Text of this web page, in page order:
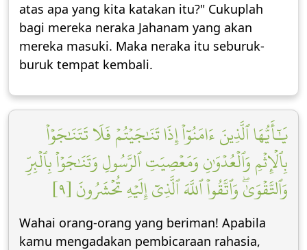
atas apa yang kita katakan itu?" Cukuplah
bagi mereka neraka Jahanam yang akan
mereka masuki. Maka neraka itu seburuk-
buruk tempat kembali.
يَٰٓأَيُّهَا ٱلَّذِينَ ءَامَنُوٓاْ إِذَا تَنَٰجَيۡتُمۡ فَلَا تَتَنَٰجَوۡاْ
بِٱلۡإِثۡمِ وَٱلۡعُدۡوَٰنِ وَمَعۡصِيَتِ ٱلرَّسُولِ وَتَنَٰجَوۡاْ بِٱلۡبِرِّ
وَٱلتَّقۡوَىٰۖ وَٱتَّقُواْ ٱللَّهَ ٱلَّذِيٓ إِلَيۡهِ تُحۡشَرُونَ [٩]
Wahai orang-orang yang beriman! Apabila
kamu mengadakan pembicaraan rahasia,